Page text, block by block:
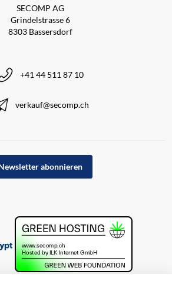
SECOMP AG
Grindelstrasse 6
8303 Bassersdorf
+41 44 511 87 10
verkauf@secomp.ch
abonnieren